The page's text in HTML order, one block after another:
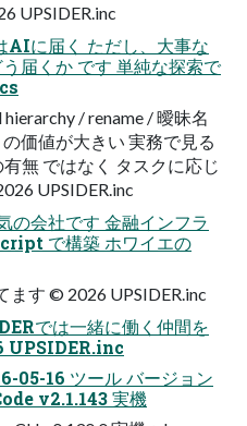
UPSIDER.inc
に届く ただし、大事な
届くか です 単純な探索で
/ rename / 曖昧名
価値が大きい 実務で見る
無 ではなく タスクに応じ
UPSIDER.inc
会社です 金融インフラ
で構築 ホワイエの
ます © 2026 UPSIDER.inc
では一緒に働く仲間を
UPSIDER.inc
05-16 ツール バージョン
v2.1.143 実機